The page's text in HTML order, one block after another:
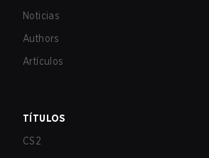
Noticias
Authors
Artículos
TÍTULOS
CS2